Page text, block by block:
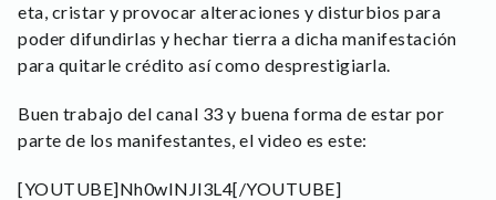
eta, cristar y provocar alteraciones y disturbios para
poder difundirlas y hechar tierra a dicha manifestación
para quitarle crédito así como desprestigiarla.
Buen trabajo del canal 33 y buena forma de estar por
parte de los manifestantes, el video es este:
[YOUTUBE]Nh0wINJl3L4[/YOUTUBE]